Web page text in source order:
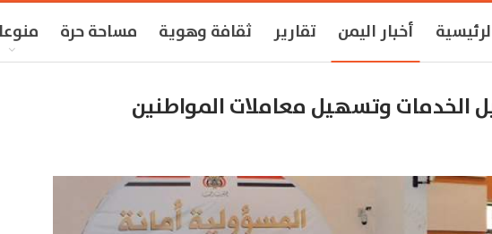
أخبار اليمن تقارير ثقافة وهوية مساحة حرة
الخدمات وتسهيل معاملات المواطنين